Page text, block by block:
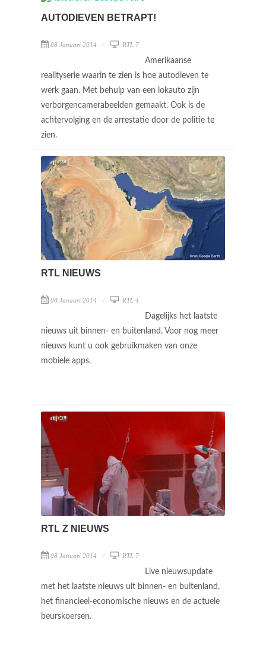
AUTODIEVEN BETRAPT!
08 Januari 2014 RTL 7
Amerikaanse
realityserie waarin te zien is hoe autodieven te
werk gaan. Met behulp van een lokauto zijn
verborgencamerabeelden gemaakt. Ook is de
achtervolging en de arrestatie door de politie te
zien.
RTL NIEUWS
08 Januari 2014 RTL 4
Dagelijks het laatste
nieuws uit binnen- en buitenland. Voor nog meer
nieuws kunt u ook gebruikmaken van onze
mobiele apps.
RTL Z NIEUWS
08 Januari 2014 RTL 7
Live nieuwsupdate
met het laatste nieuws uit binnen- en buitenland,
het financieel-economische nieuws en de actuele
beurskoersen.